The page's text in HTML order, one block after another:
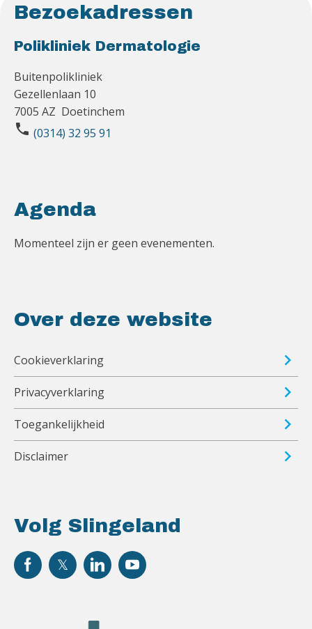
Bezoekadressen
Polikliniek Dermatologie
Buitenpolikliniek
Gezellenlaan 10
7005 AZ Doetinchem
phone (0314) 32 95 91
Volg Slingeland
Agenda
Momenteel zijn er geen evenementen.
Over deze website
Cookieverklaring
Privacyverklaring
Toegankelijkheid
Disclaimer